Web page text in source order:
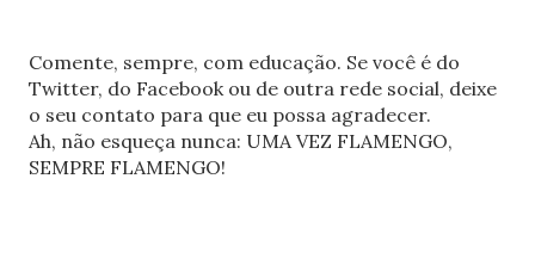
Comente, sempre, com educação. Se você é do
Twitter, do Facebook ou de outra rede social, deixe
o seu contato para que eu possa agradecer.
Ah, não esqueça nunca: UMA VEZ FLAMENGO,
SEMPRE FLAMENGO!